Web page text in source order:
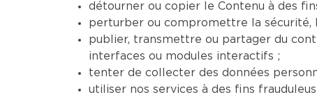
détourner ou copier le Contenu à des
perturber ou compromettre la sécurité,
publier, transmettre ou partager du
interfaces ou modules interactifs ;
tenter de collecter des données
utiliser nos services à des fins